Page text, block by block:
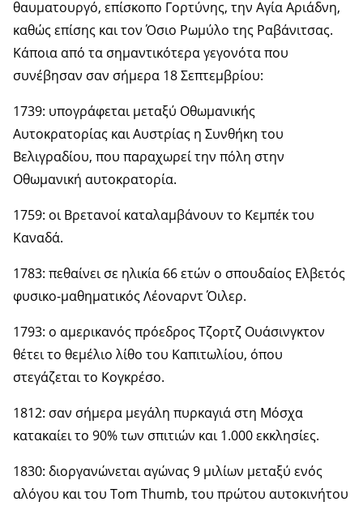
θαυματουργό, επίσκοπο Γορτύνης, την Αγία Αριάδνη,
καθώς επίσης και τον Όσιο Ρωμύλο της Ραβάνιτσας.
Κάποια από τα σημαντικότερα γεγονότα που
συνέβησαν σαν σήμερα 18 Σεπτεμβρίου:
1739: υπογράφεται μεταξύ Οθωμανικής
Αυτοκρατορίας και Αυστρίας η Συνθήκη του
Βελιγραδίου, που παραχωρεί την πόλη στην
Οθωμανική αυτοκρατορία.
1759: οι Βρετανοί καταλαμβάνουν το Κεμπέκ του
Καναδά.
1783: πεθαίνει σε ηλικία 66 ετών ο σπουδαίος Ελβετός
φυσικο-μαθηματικός Λέοναρντ Όιλερ.
1793: ο αμερικανός πρόεδρος Τζορτζ Ουάσινγκτον
θέτει το θεμέλιο λίθο του Καπιτωλίου, όπου
στεγάζεται το Κογκρέσο.
1812: σαν σήμερα μεγάλη πυρκαγιά στη Μόσχα
κατακαίει το 90% των σπιτιών και 1.000 εκκλησίες.
1830: διοργανώνεται αγώνας 9 μιλίων μεταξύ ενός
αλόγου και του Tom Thumb, του πρώτου αυτοκινήτου